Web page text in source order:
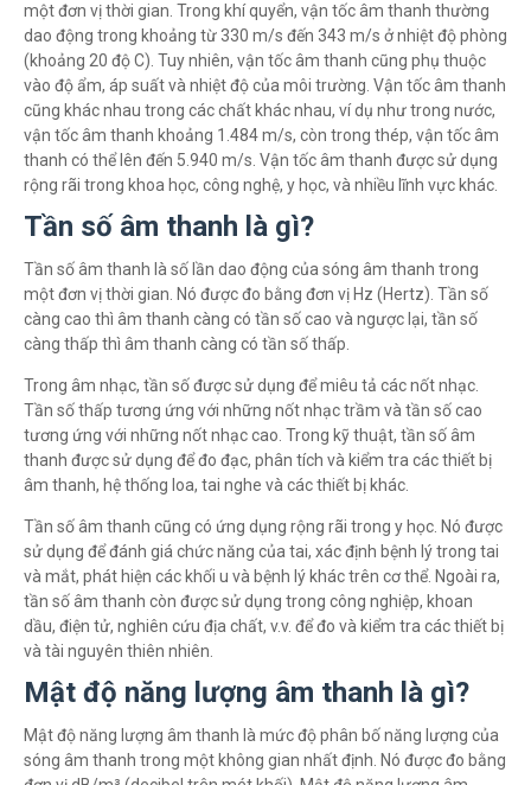
một đơn vị thời gian. Trong khí quyển, vận tốc âm thanh thường
dao động trong khoảng từ 330 m/s đến 343 m/s ở nhiệt độ phòng
(khoảng 20 độ C). Tuy nhiên, vận tốc âm thanh cũng phụ thuộc
vào độ ẩm, áp suất và nhiệt độ của môi trường. Vận tốc âm thanh
cũng khác nhau trong các chất khác nhau, ví dụ như trong nước,
vận tốc âm thanh khoảng 1.484 m/s, còn trong thép, vận tốc âm
thanh có thể lên đến 5.940 m/s. Vận tốc âm thanh được sử dụng
rộng rãi trong khoa học, công nghệ, y học, và nhiều lĩnh vực khác.
Tần số âm thanh là gì?
Tần số âm thanh là số lần dao động của sóng âm thanh trong
một đơn vị thời gian. Nó được đo bằng đơn vị Hz (Hertz). Tần số
càng cao thì âm thanh càng có tần số cao và ngược lại, tần số
càng thấp thì âm thanh càng có tần số thấp.
Trong âm nhạc, tần số được sử dụng để miêu tả các nốt nhạc.
Tần số thấp tương ứng với những nốt nhạc trầm và tần số cao
tương ứng với những nốt nhạc cao. Trong kỹ thuật, tần số âm
thanh được sử dụng để đo đạc, phân tích và kiểm tra các thiết bị
âm thanh, hệ thống loa, tai nghe và các thiết bị khác.
Tần số âm thanh cũng có ứng dụng rộng rãi trong y học. Nó được
sử dụng để đánh giá chức năng của tai, xác định bệnh lý trong tai
và mắt, phát hiện các khối u và bệnh lý khác trên cơ thể. Ngoài ra,
tần số âm thanh còn được sử dụng trong công nghiệp, khoan
dầu, điện tử, nghiên cứu địa chất, v.v. để đo và kiểm tra các thiết bị
và tài nguyên thiên nhiên.
Mật độ năng lượng âm thanh là gì?
Mật độ năng lượng âm thanh là mức độ phân bố năng lượng của
sóng âm thanh trong một không gian nhất định. Nó được đo bằng